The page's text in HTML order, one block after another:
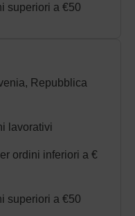
superiori a €50
Repubblica
lavorativi
ordini inferiori a €
superiori a €50